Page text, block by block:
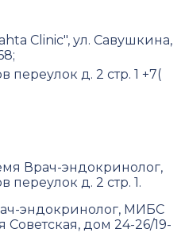
Clinic", ул. Савушкина,
д. 2 стр. 1 +7(
Врач-эндокринолог,
д. 2 стр. 1.
эндокринолог, МИБС
Советская, дом 24-26/19-